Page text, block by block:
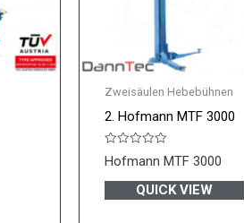
Zweisäulen Hebebühnen
2. Hofmann MTF 3000
Bewertet
mit
5
Hofmann MTF 3000
QUICK VIEW